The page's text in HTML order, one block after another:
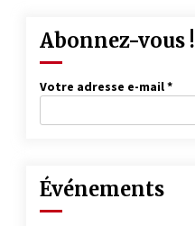
Abonnez-vous !
Votre adresse e-mail*
Événements